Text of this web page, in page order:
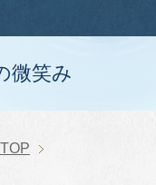
微笑み
TOP